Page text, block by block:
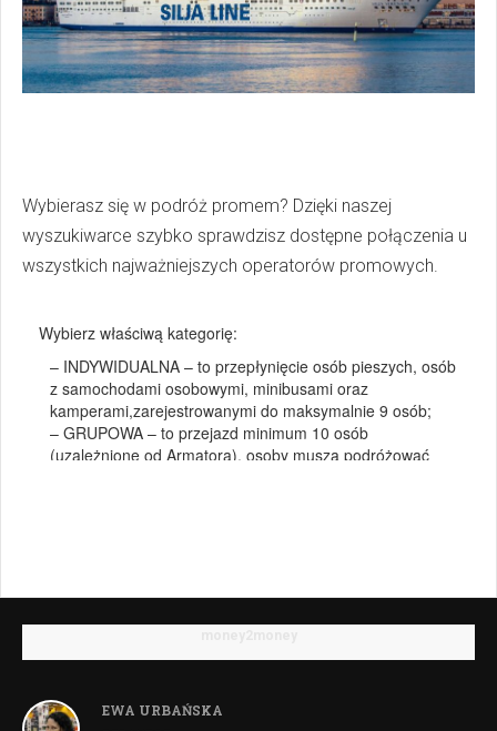
Wybierasz się w podróż promem? Dzięki naszej
wyszukiwarce szybko sprawdzisz dostępne połączenia u
wszystkich najważniejszych operatorów promowych.
EWA URBAŃSKA